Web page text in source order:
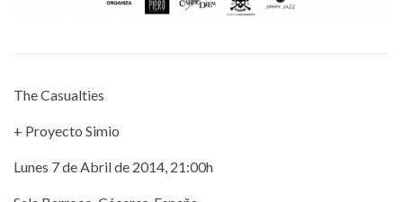
The Casualties
+ Proyecto Simio
Lunes 7 de Abril de 2014, 21:00h